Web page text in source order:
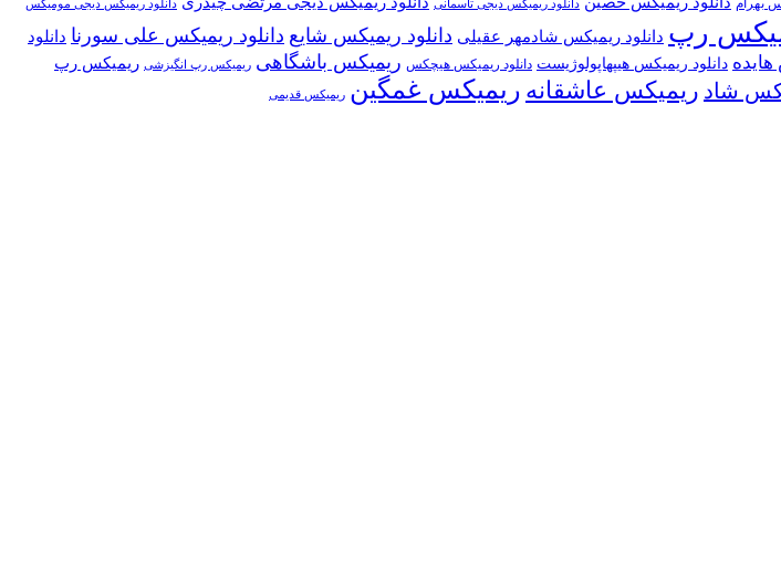
بهرام دانلود ریمیکس دیجی تاسمانی دانلود ریمیکس دیجی مومیکس
رپ دانلود ریمیکس شادمهر عقیلی دانلود ریمیکس شایع دانلود ریمیکس علی سورنا دانلود
دانلود ریمیکس هیپهاپولوژیست دانلود ریمیکس هیچکس ریمیکس باشگاهی ریمیکس رپ انگیزشی ریمیکس رپ
شاد ریمیکس عاشقانه ریمیکس غمگین ریمیکس قدیمی